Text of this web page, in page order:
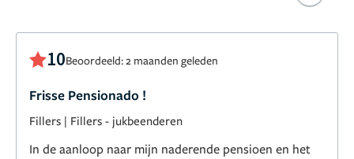
10Beoordeeld: 2 maanden geleden
Frisse Pensionado !
Fillers | Fillers - jukbeenderen
In de aanloop naar mijn naderende pensioen en het